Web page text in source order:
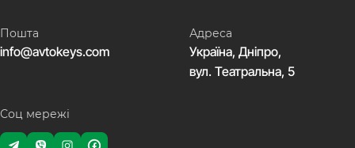
Пошта
info@avtokeys.com
Адреса
Україна, Дніпро,
вул. Театральна, 5
Соц мережі